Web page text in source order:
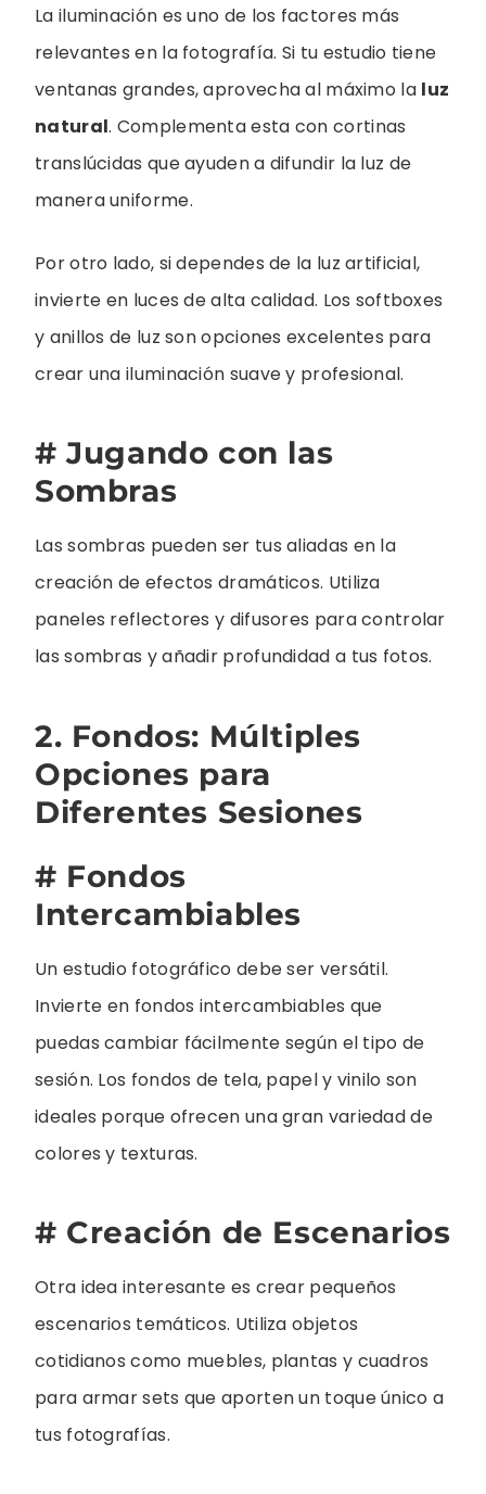
La iluminación es uno de los factores más
relevantes en la fotografía. Si tu estudio tiene
ventanas grandes, aprovecha al máximo la luz
natural. Complementa esta con cortinas
translúcidas que ayuden a difundir la luz de
manera uniforme.
Por otro lado, si dependes de la luz artificial,
invierte en luces de alta calidad. Los softboxes
y anillos de luz son opciones excelentes para
crear una iluminación suave y profesional.
# Jugando con las
Sombras
Las sombras pueden ser tus aliadas en la
creación de efectos dramáticos. Utiliza
paneles reflectores y difusores para controlar
las sombras y añadir profundidad a tus fotos.
2. Fondos: Múltiples
Opciones para
Diferentes Sesiones
# Fondos
Intercambiables
Un estudio fotográfico debe ser versátil.
Invierte en fondos intercambiables que
puedas cambiar fácilmente según el tipo de
sesión. Los fondos de tela, papel y vinilo son
ideales porque ofrecen una gran variedad de
colores y texturas.
# Creación de Escenarios
Otra idea interesante es crear pequeños
escenarios temáticos. Utiliza objetos
cotidianos como muebles, plantas y cuadros
para armar sets que aporten un toque único a
tus fotografías.